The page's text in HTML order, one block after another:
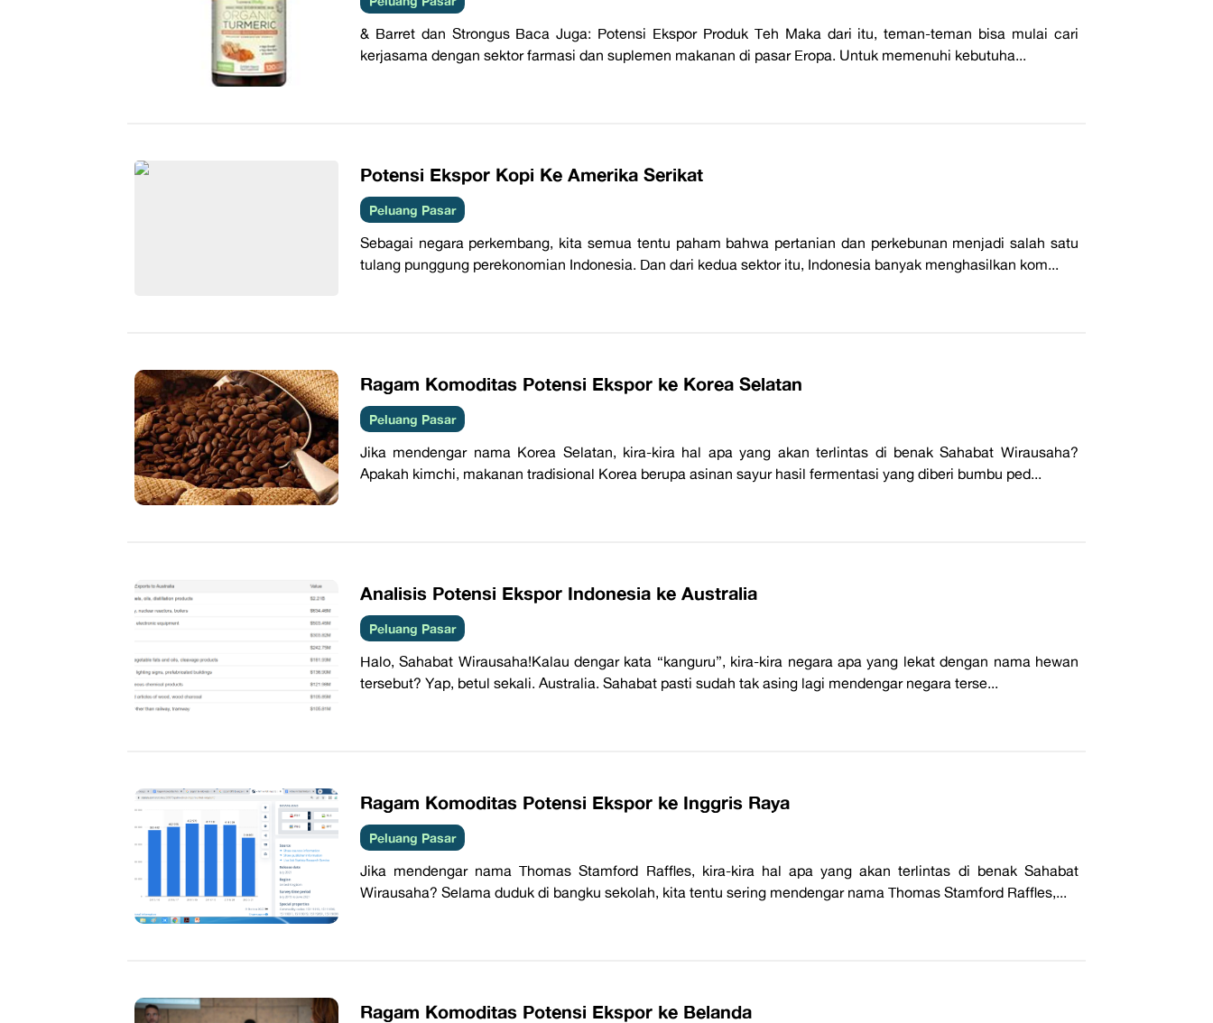
& Barret dan Strongus Baca Juga: Potensi Ekspor Produk Teh Maka dari itu, teman-teman bisa mulai cari
kerjasama dengan sektor farmasi dan suplemen makanan di pasar Eropa. Untuk memenuhi kebutuha...
Potensi Ekspor Kopi Ke Amerika Serikat
Peluang Pasar
Sebagai negara perkembang, kita semua tentu paham bahwa pertanian dan perkebunan menjadi salah satu
tulang punggung perekonomian Indonesia. Dan dari kedua sektor itu, Indonesia banyak menghasilkan kom...
​Ragam Komoditas Potensi Ekspor ke Korea Selatan
Peluang Pasar
Jika mendengar nama Korea Selatan, kira-kira hal apa yang akan terlintas di benak Sahabat Wirausaha?
Apakah kimchi, makanan tradisional Korea berupa asinan sayur hasil fermentasi yang diberi bumbu ped...
Analisis Potensi Ekspor Indonesia ke Australia
Peluang Pasar
Halo, Sahabat Wirausaha!Kalau dengar kata “kanguru”, kira-kira negara apa yang lekat dengan nama hewan
tersebut? Yap, betul sekali. Australia. Sahabat pasti sudah tak asing lagi mendengar negara terse...
​Ragam Komoditas Potensi Ekspor ke Inggris Raya
Peluang Pasar
Jika mendengar nama Thomas Stamford Raffles, kira-kira hal apa yang akan terlintas di benak Sahabat
Wirausaha? Selama duduk di bangku sekolah, kita tentu sering mendengar nama Thomas Stamford Raffles,...
​Ragam Komoditas Potensi Ekspor ke Belanda